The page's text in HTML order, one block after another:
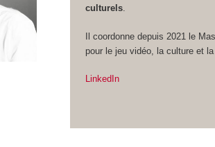
culturels.
Il coordonne depuis 2021 le
pour le jeu vidéo, la culture et
LinkedIn